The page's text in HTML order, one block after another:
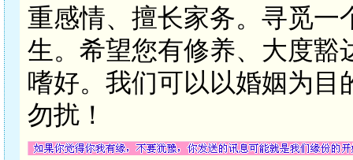
重感情、擅长家务。寻觅一
生。希望您有修养、大度豁
嗜好。我们可以以婚姻为目
勿扰！